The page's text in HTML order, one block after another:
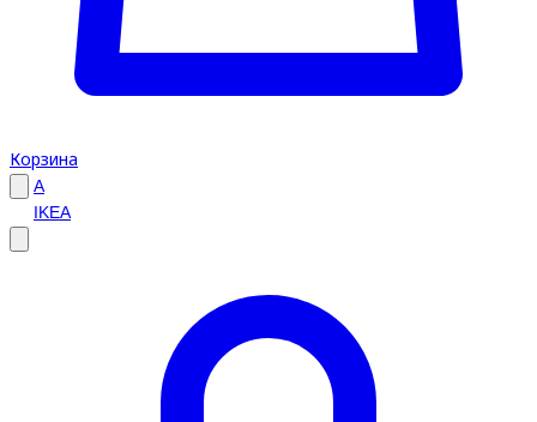
Корзина
A
IKEA